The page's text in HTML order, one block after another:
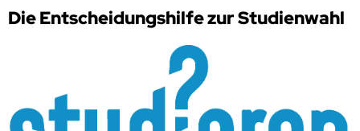
Die Entscheidungshilfe zur Studienwahl